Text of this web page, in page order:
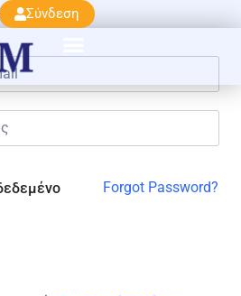
Σύνδεση
πάλι!
Forgot Password?